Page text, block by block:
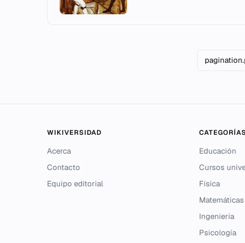
WIKIVERSIDAD
Acerca
Contacto
Equipo editorial
CATEGORÍAS
Educación
Cursos
Física
Matemáticas
Ingeniería
Psicología